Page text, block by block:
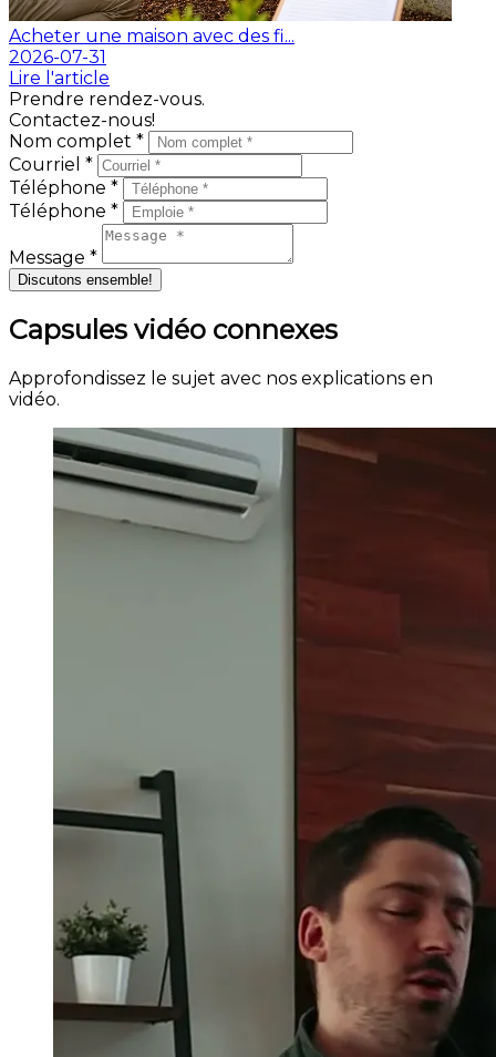
Acheter une maison avec des fi...
2026-07-31
Lire l'article
Prendre rendez-vous.
Contactez-nous!
Nom complet *
Courriel *
Téléphone *
Téléphone *
Message *
Discutons ensemble!
Capsules vidéo connexes
Approfondissez le sujet avec nos explications en
vidéo.